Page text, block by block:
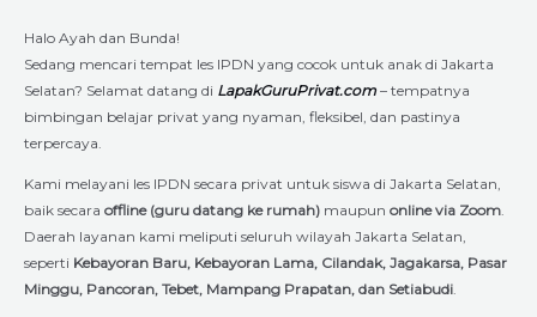
Halo Ayah dan Bunda!
Sedang mencari tempat les IPDN yang cocok untuk anak di Jakarta
Selatan? Selamat datang di LapakGuruPrivat.com– tempatnya
bimbingan belajar privat yang nyaman, fleksibel, dan pastinya
terpercaya.
Kami melayani les IPDN secara privat untuk siswa di Jakarta Selatan,
baik secara offline (guru datang ke rumah) maupun online via Zoom
Daerah layanan kami meliputi seluruh wilayah Jakarta Selatan,
seperti Kebayoran Baru, Kebayoran Lama, Cilandak, Jagakarsa, Pasar
Minggu, Pancoran, Tebet, Mampang Prapatan, dan Setiabudi